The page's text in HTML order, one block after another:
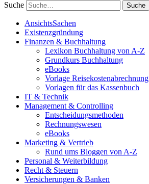
Suche
AnsichtsSachen
Existenzgründung
Finanzen & Buchhaltung
Lexikon Buchhaltung von A-Z
Grundkurs Buchhaltung
eBooks
Vorlage Reisekostenabrechnung
Vorlagen für das Kassenbuch
IT & Technik
Management & Controlling
Entscheidungsmethoden
Rechnungswesen
eBooks
Marketing & Vertrieb
Rund ums Bloggen von A-Z
Personal & Weiterbildung
Recht & Steuern
Versicherungen & Banken